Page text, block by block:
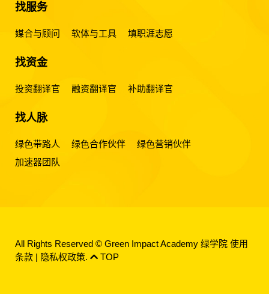
找服务
媒合与顾问 软体与工具 填职涯志愿
找资金
投资翻译官 融资翻译官 补助翻译官
找人脉
绿色带路人 绿色合作伙伴
绿色营销伙伴
加速器团队
All Rights Reserved © Green Impact Academy 绿学院 使用
条款 | 隐私权政策. TOP